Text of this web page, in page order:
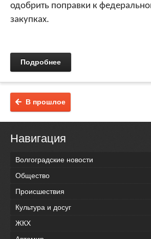
одобрить поправки к
закупках.
Подробнее
В прошлое
Навигация
Волгоградские новости
Общество
Происшествия
Культура и досуг
ЖКХ